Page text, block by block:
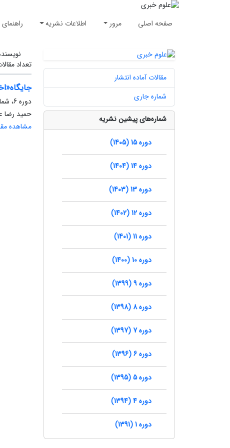
صفحه اصلی مرور اطلاعات نشریه
تعداد
دوره 6، شماره 22، تابستان 1396، صفحه
حمید رضا
مشاهده
مقالات آماده انتشار
شماره جاری
شماره‌های پیشین نشریه
دوره 15 (1405)
دوره 14 (1404)
دوره 13 (1403)
دوره 12 (1402)
دوره 11 (1401)
دوره 10 (1400)
دوره 9 (1399)
دوره 8 (1398)
دوره 7 (1397)
دوره 6 (1396)
دوره 5 (1395)
دوره 4 (1394)
دوره 1 (1391)